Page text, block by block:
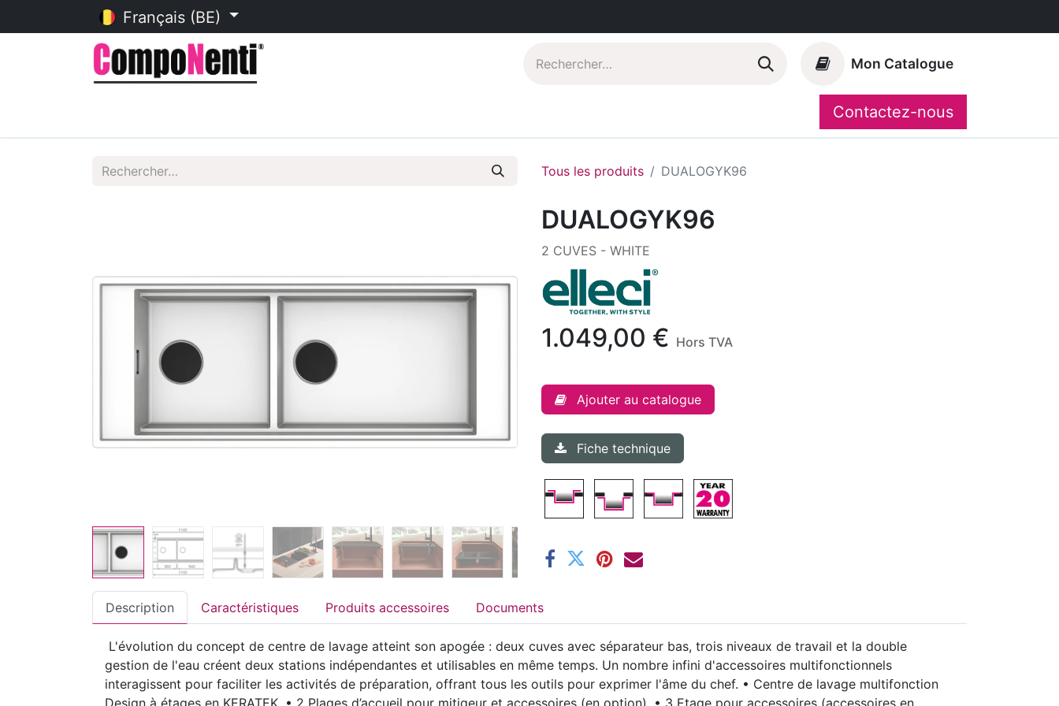
Français (BE)
Mon Catalogue
CompoShop
Contactez-nous
Tous les produits DUALOGYK96
DUALOGYK96
2 CUVES - WHITE
1.049,00 € Hors TVA
Ajouter au catalogue
Fiche technique
Description Caractéristiques Produits accessoires Documents
L'évolution du concept de centre de lavage atteint son apogée : deux cuves avec séparateur bas, trois niveaux de travail et la double
gestion de l'eau créent deux stations indépendantes et utilisables en même temps. Un nombre infini d'accessoires multifonctionnels
interagissent pour faciliter les activités de préparation, offrant tous les outils pour exprimer l'âme du chef. • Centre de lavage multifonction
Design à étages en KERATEK. • 2 Plages d’accueil pour mitigeur et accessoires (en option). • 3 Etage pour accessoires (accessoires en